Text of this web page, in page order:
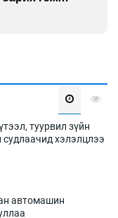
туурвил зүйн
хэлэлцлээ
автомашин